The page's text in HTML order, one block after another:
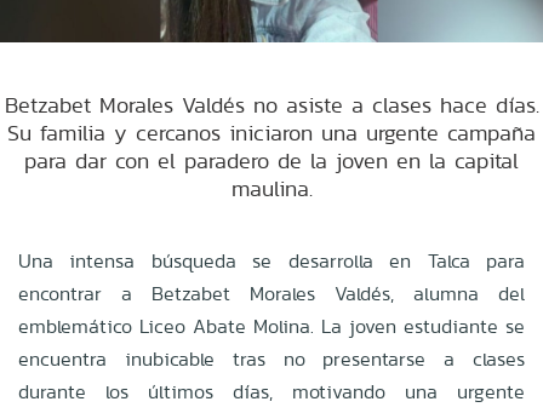
Betzabet Morales Valdés no asiste a clases hace días.
Su familia y cercanos iniciaron una urgente campaña
para dar con el paradero de la joven en la capital
maulina.
Una intensa búsqueda se desarrolla en Talca para
encontrar a Betzabet Morales Valdés, alumna del
emblemático Liceo Abate Molina. La joven estudiante se
encuentra inubicable tras no presentarse a clases
durante los últimos días, motivando una urgente